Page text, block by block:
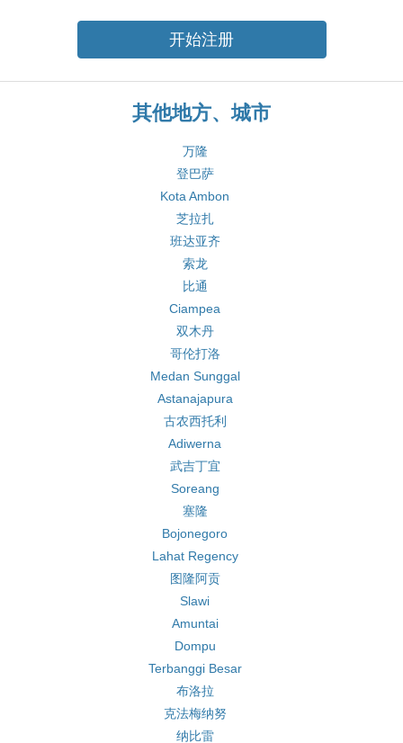
开始注册
其他地方、城市
万隆
登巴萨
Kota Ambon
芝拉扎
班达亚齐
索龙
比通
Ciampea
双木丹
哥伦打洛
Medan Sunggal
Astanajapura
古农西托利
Adiwerna
武吉丁宜
Soreang
塞隆
Bojonegoro
Lahat Regency
图隆阿贡
Slawi
Amuntai
Dompu
Terbanggi Besar
布洛拉
克法梅纳努
纳比雷